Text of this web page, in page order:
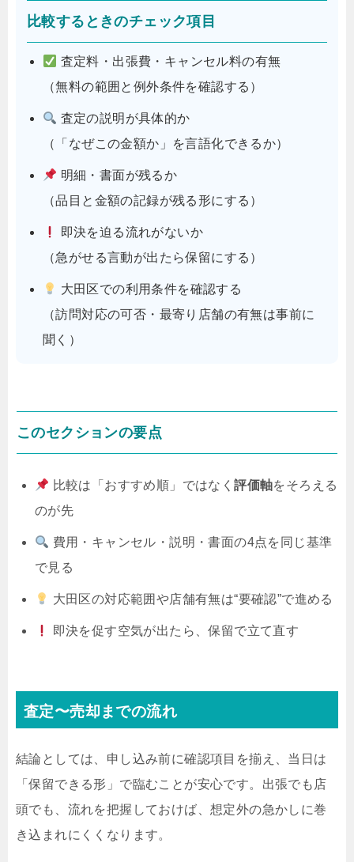
比較するときのチェック項目
査定料・出張費・キャンセル料の有無
（無料の範囲と例外条件を確認する）
査定の説明が具体的か
（「なぜこの金額か」を言語化できるか）
明細・書面が残るか
（品目と金額の記録が残る形にする）
即決を迫る流れがないか
（急がせる言動が出たら保留にする）
大田区での利用条件を確認する
（訪問対応の可否・最寄り店舗の有無は事前に
聞く）
このセクションの要点
比較は「おすすめ順」ではなく評価軸をそろえる
のが先
費用・キャンセル・説明・書面の4点を同じ基準
で見る
大田区の対応範囲や店舗有無は“要確認”で進める
即決を促す空気が出たら、保留で立て直す
査定〜売却までの流れ
結論としては、申し込み前に確認項目を揃え、当日は
「保留できる形」で臨むことが安心です。出張でも店
頭でも、流れを把握しておけば、想定外の急かしに巻
き込まれにくくなります。